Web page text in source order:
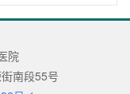
院
南段55号